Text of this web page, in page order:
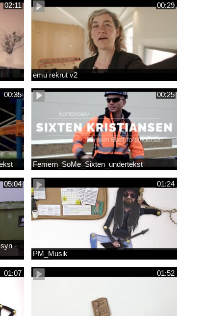
02:11 00:29
emu rekrut v2
00:35 00:25
Femern_SoMe_Sixten_undertekst
05:04
-
01:24
PM_Musik
01:07 01:52